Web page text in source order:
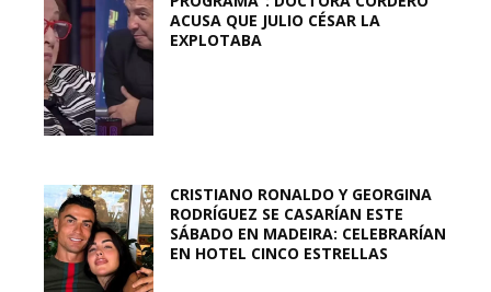
ACUSA QUE JULIO CÉSAR LA
EXPLOTABA
CRISTIANO RONALDO Y GEORGINA
RODRÍGUEZ SE CASARÍAN ESTE
SÁBADO EN MADEIRA: CELEBRARÍAN
EN HOTEL CINCO ESTRELLAS